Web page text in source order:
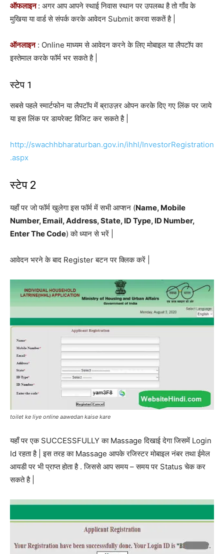
ऑफलाइन : अगर आप आपने स्थाई निवास स्थान पर उपलब्ध है तो गाँव के
मुखिया या वार्ड से संपर्क करके आवेदन Submit करवा सकतें है |
ऑनलाइन: Online माध्यम से आवेदन करने के लिए मोबाइल या लैपटॉप का
इस्तेमाल करके फॉर्म भर सकते है |
स्टेप 1
सबसे पहले स्मार्टफोन या लैपटॉप में ब्राउज़र ओपन करके दिए गए लिंक पर जाये
या इस लिंक पर डायरेक्ट विजिट कर सकते है |
http://swachhbharaturban.gov.in/ihhl/InvestorRegistration
.aspx
स्टेप 2
यहाँ पर जो फॉर्म खुलेगा इस फॉर्म में सभी आप्शन (Name, Mobile
Number, Email, Address, State, ID Type, ID Number,
Enter The Code) को ध्यान से भरें |
आवेदन भरने के बाद Register बटन पर क्लिक करें |
toilet ke liye online aawedan kaise kare
यहाँ पर एक SUCCESSFULLY का Massage दिखाई देगा जिसमें Login
Id रहता है | इस तरह का Massage आपके रजिस्टर मोबाइल नंबर तथा ईमेल
आयडी पर भी प्राप्त होता है . जिससे आप समय – समय पर Status चेक कर
सकते है |